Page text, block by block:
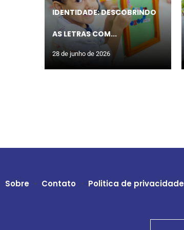
IDENTIDADE: DESCOBRINDO
AS LETRAS COM...
28 de junho de 2026
Sobre Contato Politica de privacidade